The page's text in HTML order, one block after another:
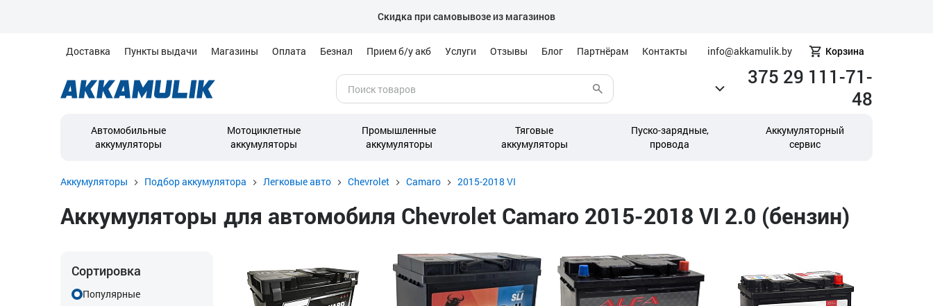
Скидка при самовывозе из магазинов
Доставка Пункты выдачи Магазины Оплата Безнал Прием б/у акб Услуги Отзывы Блог Партнёрам Контакты info@akkamulik.by Корзина
375 29 111-71-
48
Автомобильные
аккумуляторы
Мотоциклетные
аккумуляторы
Промышленные
аккумуляторы
Тяговые
аккумуляторы
Пуско-зарядные,
провода
Аккумуляторный
сервис
Аккумуляторы Подбор аккумулятора Легковые авто Chevrolet Camaro 2015-2018 VI
Аккумуляторы для автомобиля Chevrolet Camaro 2015-2018 VI 2.0 (бензин)
Сортировка
Популярные